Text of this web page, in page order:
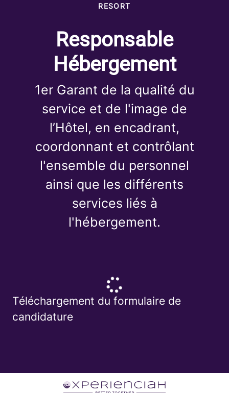
RESORT
Responsable
Hébergement
1er Garant de la qualité du
service et de l'image de
l’Hôtel, en encadrant,
coordonnant et contrôlant
l'ensemble du personnel
ainsi que les différents
services liés à
l'hébergement.
Téléchargement du formulaire de
candidature